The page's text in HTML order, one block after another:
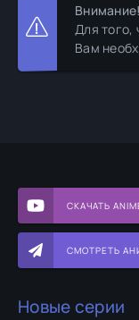
СКАЧАТЬ
СМОТРЕТЬ
Новые серии
Внимание!
Для того,
Вам